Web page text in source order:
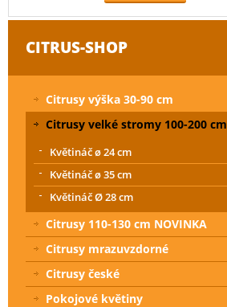
CITRUS-SHOP
Citrusy výška 30-90 cm
Citrusy velké stromy 100-200 cm
Květináč ø 24 cm
Květináč ø 35 cm
Květináč Ø 28 cm
Citrusy 110-130 cm NOVINKA
Citrusy mrazuvzdorné
Citrusy české
Pokojové květiny